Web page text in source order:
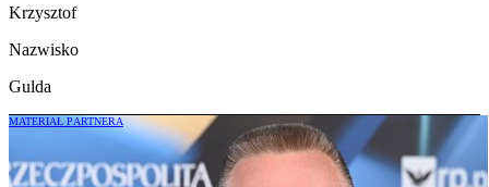
Krzysztof
Nazwisko
Gulda
MATERIAŁ PARTNERA
Innowacje, odporność, suwerenność